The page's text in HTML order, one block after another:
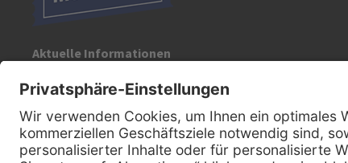
Aktuelle Informationen
Kontakt